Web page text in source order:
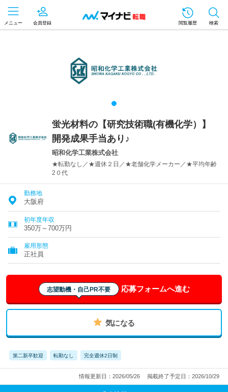
メニュー 会員登録 閲覧履歴 検索
蛍光材料の【研究技術職(有機化学）】
開発成果手当あり♪
昭和化学工業株式会社
★転勤なし／★週休２日／★老舗化学メーカー／★平均年齢
2０代
勤務地
大阪府
初年度年収
350万～700万円
雇用形態
正社員
志望動機・自己PR不要 応募フォームへ進む
気になる
第二新卒歓迎 転勤なし 完全週休2日制
情報更新日：2026/05/26 掲載終了予定日：2026/10/29